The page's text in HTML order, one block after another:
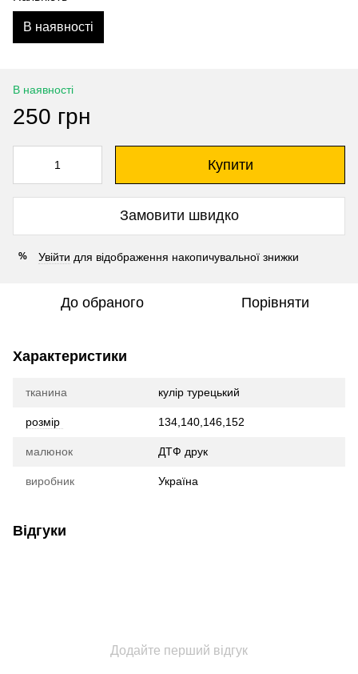
В наявності
В наявності
250 грн
Купити
Замовити швидко
% Увійти для відображення накопичувальної знижки
До обраного Порівняти
Характеристики
тканина кулір турецький
розмір 134,140,146,152
малюнок ДТФ друк
виробник Україна
Відгуки
Додайте перший відгук